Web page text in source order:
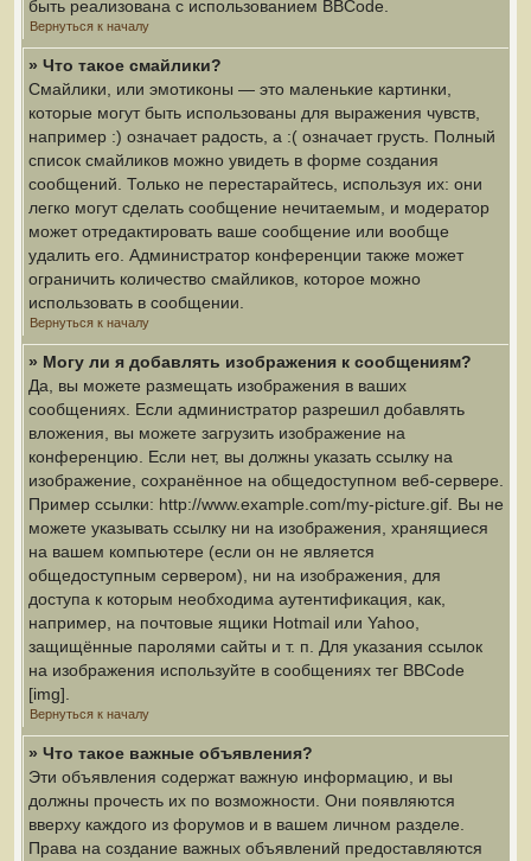
быть реализована с использованием BBCode.
Вернуться к началу
» Что такое смайлики?
Смайлики, или эмотиконы — это маленькие картинки,
которые могут быть использованы для выражения чувств,
например :) означает радость, а :( означает грусть. Полный
список смайликов можно увидеть в форме создания
сообщений. Только не перестарайтесь, используя их: они
легко могут сделать сообщение нечитаемым, и модератор
может отредактировать ваше сообщение или вообще
удалить его. Администратор конференции также может
ограничить количество смайликов, которое можно
использовать в сообщении.
Вернуться к началу
» Могу ли я добавлять изображения к сообщениям?
Да, вы можете размещать изображения в ваших
сообщениях. Если администратор разрешил добавлять
вложения, вы можете загрузить изображение на
конференцию. Если нет, вы должны указать ссылку на
изображение, сохранённое на общедоступном веб-сервере.
Пример ссылки: http://www.example.com/my-picture.gif. Вы не
можете указывать ссылку ни на изображения, хранящиеся
на вашем компьютере (если он не является
общедоступным сервером), ни на изображения, для
доступа к которым необходима аутентификация, как,
например, на почтовые ящики Hotmail или Yahoo,
защищённые паролями сайты и т. п. Для указания ссылок
на изображения используйте в сообщениях тег BBCode
[img].
Вернуться к началу
» Что такое важные объявления?
Эти объявления содержат важную информацию, и вы
должны прочесть их по возможности. Они появляются
вверху каждого из форумов и в вашем личном разделе.
Права на создание важных объявлений предоставляются